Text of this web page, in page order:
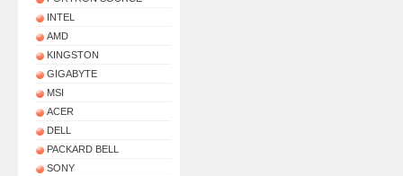
INTEL
AMD
KINGSTON
GIGABYTE
MSI
ACER
DELL
PACKARD BELL
SONY